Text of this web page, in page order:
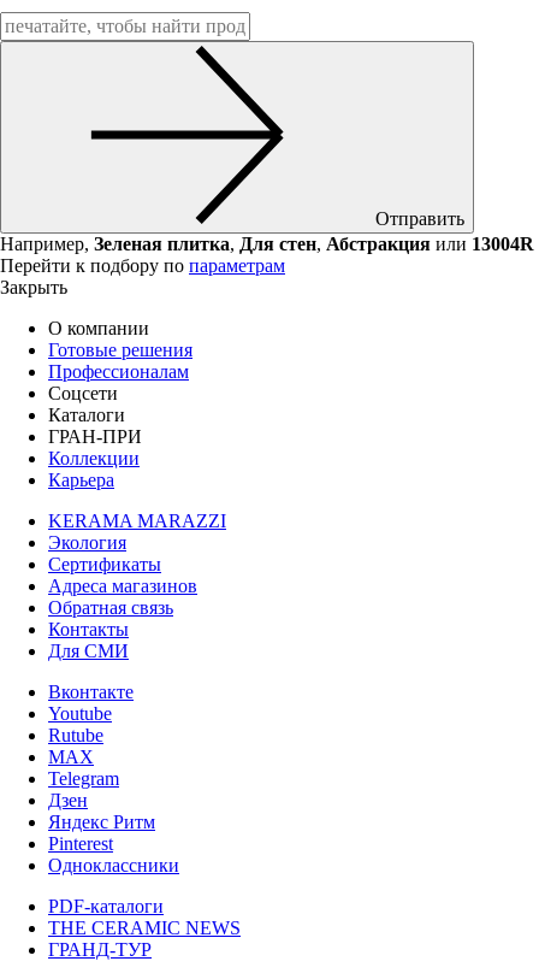
Отправить
Например, Зеленая плитка, Для стен, Абстракция или 13004R
Перейти к подбору по параметрам
Закрыть
О компании
Готовые решения
Профессионалам
Соцсети
Каталоги
ГРАН-ПРИ
Коллекции
Карьера
KERAMA MARAZZI
Экология
Сертификаты
Адреса магазинов
Обратная связь
Контакты
Для СМИ
Вконтакте
Youtube
Rutube
MAX
Telegram
Дзен
Яндекс Ритм
Pinterest
Одноклассники
PDF-каталоги
THE CERAMIC NEWS
ГРАНД-ТУР